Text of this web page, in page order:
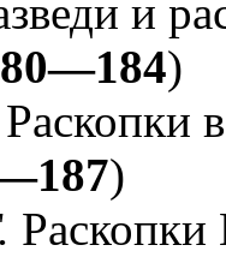
и
)
Раскопки
)